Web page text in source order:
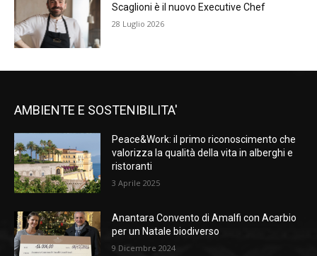
Scaglioni è il nuovo Executive Chef
28 Luglio 2026
AMBIENTE E SOSTENIBILITA'
Peace&Work: il primo riconoscimento che
valorizza la qualità della vita in alberghi e
ristoranti
3 Aprile 2025
Anantara Convento di Amalfi con Acarbio
per un Natale biodiverso
9 Dicembre 2024